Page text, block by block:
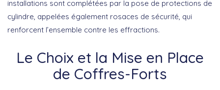
installations sont complétées par la pose de protections de
cylindre, appelées également rosaces de sécurité, qui
renforcent l’ensemble contre les effractions.
Le Choix et la Mise en Place
de Coffres-Forts